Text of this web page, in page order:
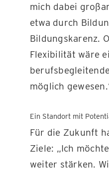
mich dabei
etwa durch
Bildungskarenz.
Flexibilität wäre
möglich
Ein Standort mit
Für die Zukunft
Ziele: „Ich
weiter stärken.